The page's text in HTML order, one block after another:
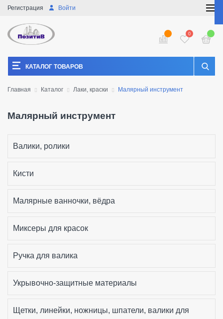
Войти
Регистрация
0
КАТАЛОГ ТОВАРОВ
Главная Каталог Лаки, краски Малярный инструмент
Малярный инструмент
Валики, ролики
Кисти
Малярные ванночки, вёдра
Миксеры для красок
Ручка для валика
Укрывочно-защитные материалы
Щетки, линейки, ножницы, шпатели, валики для